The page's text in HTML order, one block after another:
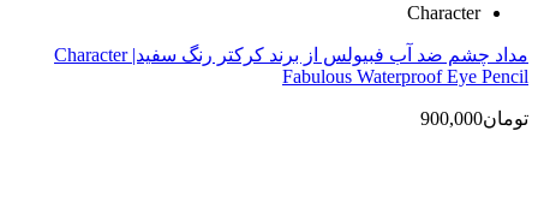
Character
مداد چشم ضد آب فبیولس از برند کرکتر رنگ سفید| Character
Fabulous Waterproof Eye Pencil
تومان900,000